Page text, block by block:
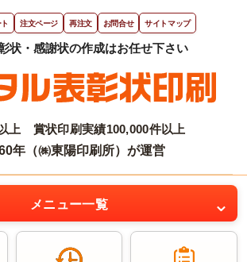
注文ページ 再注文 お問合せ サイトマップ
上 賞状印刷実績100,000件以上
年（㈱東陽印刷所）が運営
メニュー一覧